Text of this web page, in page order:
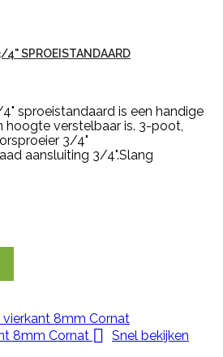
4" SPROEISTANDAARD
sproeistandaard is een handige
hoogte verstelbaar is. 3-poot,
3/4"
aansluiting 3/4".Slang

Snel bekijken